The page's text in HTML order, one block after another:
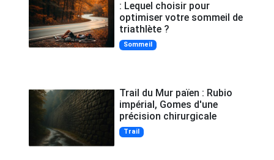
: Lequel choisir pour
optimiser votre sommeil de
triathlète ?
Sommeil
Trail du Mur païen : Rubio
impérial, Gomes d'une
précision chirurgicale
Trail